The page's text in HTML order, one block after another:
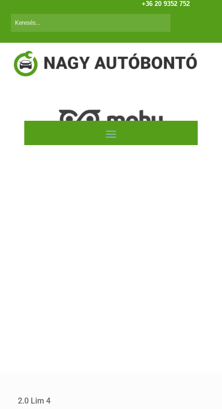
+36 20 9352 752
2.0 Lim 4